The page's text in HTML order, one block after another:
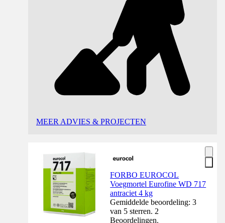
MEER ADVIES & PROJECTEN
FORBO EUROCOL
Voegmortel Eurofine WD 717
antraciet 4 kg
Gemiddelde beoordeling: 3
van 5 sterren. 2
Beoordelingen.